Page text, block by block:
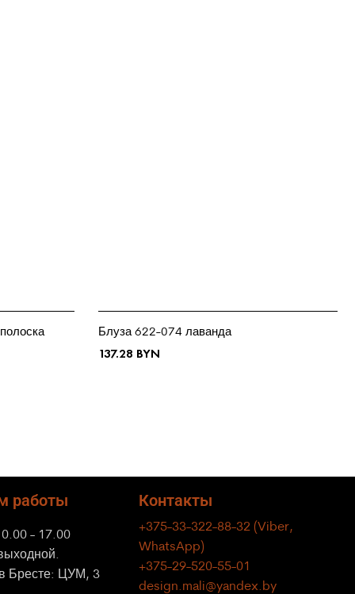
Блуза 622-074 лаванда
137.28 BYN
работы
- 17.00
Бресте: ЦУМ, 3
Контакты
+375-33-322-88-32 (Viber,
WhatsApp)
+375-29-520-55-01
design.mali@yandex.by